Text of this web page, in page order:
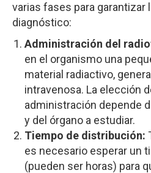
varias fases para garantizar
diagnóstico:
Administración del
en el organismo una
material radiactivo,
intravenosa. La elección
administración depende
y del órgano a estudiar.
Tiempo de distribución:
es necesario esperar un
(pueden ser horas) para